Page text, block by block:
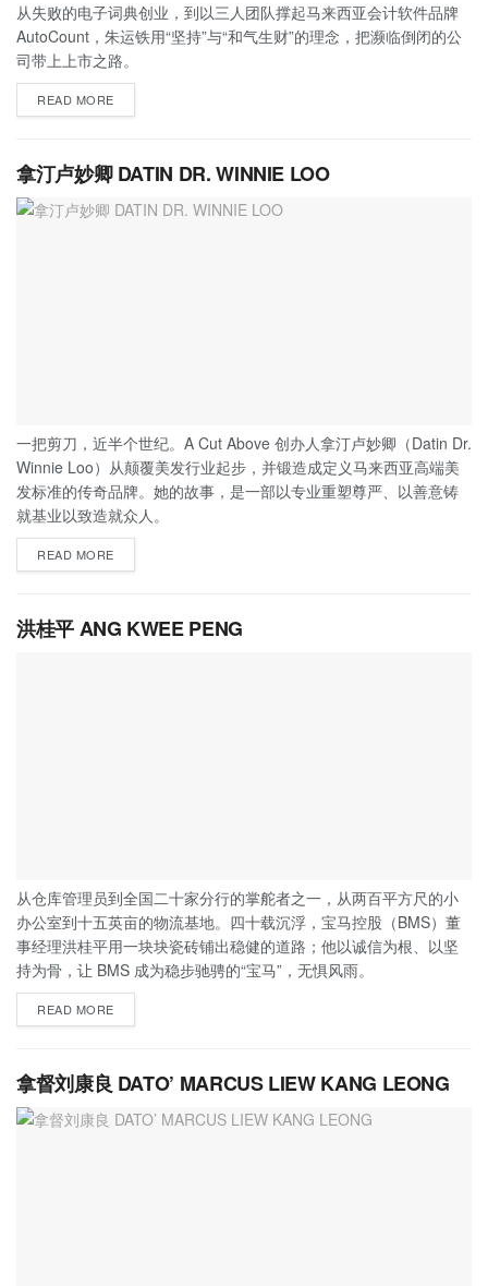
从失败的电子词典创业，到以三人团队撑起马来西亚会计软件品牌
AutoCount，朱运铁用“坚持”与“和气生财”的理念，把濒临倒闭的公
司带上上市之路。
READ MORE
拿汀卢妙卿 DATIN DR. WINNIE LOO
一把剪刀，近半个世纪。A Cut Above 创办人拿汀卢妙卿（Datin Dr.
Winnie Loo）从颠覆美发行业起步，并锻造成定义马来西亚高端美
发标准的传奇品牌。她的故事，是一部以专业重塑尊严、以善意铸
就基业以致造就众人。
READ MORE
洪桂平 ANG KWEE PENG
从仓库管理员到全国二十家分行的掌舵者之一，从两百平方尺的小
办公室到十五英亩的物流基地。四十载沉浮，宝马控股（BMS）董
事经理洪桂平用一块块瓷砖铺出稳健的道路；他以诚信为根、以坚
持为骨，让 BMS 成为稳步驰骋的“宝马”，无惧风雨。
READ MORE
拿督刘康良 DATO’ MARCUS LIEW KANG LEONG